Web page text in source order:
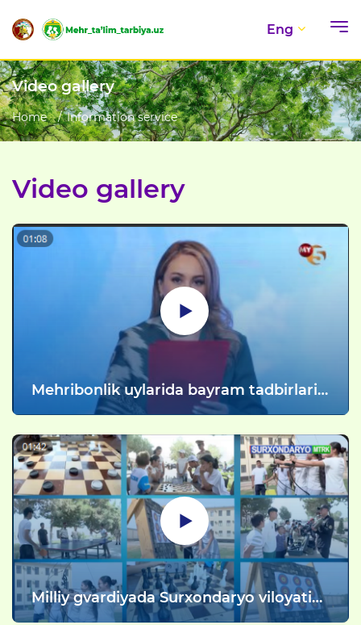
Eng
Video gallery
Home Information service
Video gallery
Mehribonlik uylarida bayram tadbirlari
o’tkazildi
Milliy gvardiyada Surxondaryo viloyati
bo'yicha boshqarmasida “Ochiq eshiklar